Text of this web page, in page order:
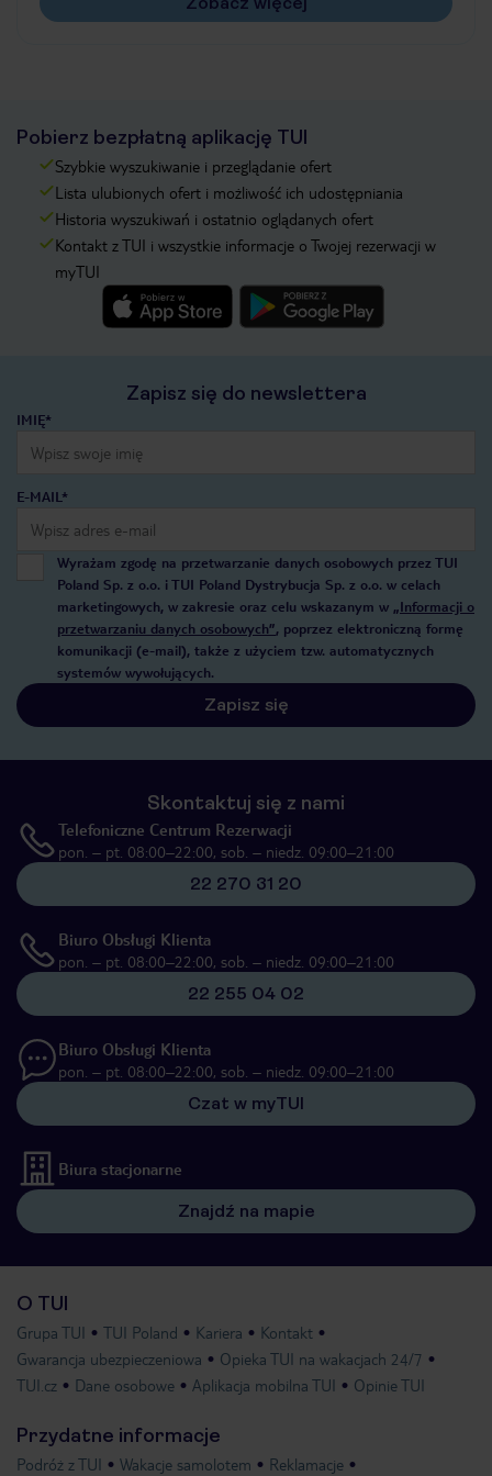
Pobierz bezpłatną aplikację TUI
Szybkie wyszukiwanie i przeglądanie ofert
Lista ulubionych ofert i możliwość ich udostępniania
Historia wyszukiwań i ostatnio oglądanych ofert
Kontakt z TUI i wszystkie informacje o Twojej rezerwacji w
myTUI
Zapisz się do newslettera
IMIĘ*
E-MAIL*
Wyrażam zgodę na przetwarzanie danych osobowych przez TUI
Poland Sp. z o.o. i TUI Poland Dystrybucja Sp. z o.o. w celach
marketingowych, w zakresie oraz celu wskazanym w „Informacji o
przetwarzaniu danych osobowych”, poprzez elektroniczną formę
komunikacji (e-mail), także z użyciem tzw. automatycznych
systemów wywołujących.
Zapisz się
Skontaktuj się z nami
Telefoniczne Centrum Rezerwacji
pon. – pt. 08:00–22:00, sob. – niedz. 09:00–21:00
22 270 31 20
Biuro Obsługi Klienta
pon. – pt. 08:00–22:00, sob. – niedz. 09:00–21:00
22 255 04 02
Biuro Obsługi Klienta
pon. – pt. 08:00–22:00, sob. – niedz. 09:00–21:00
Czat w myTUI
Biura stacjonarne
Znajdź na mapie
O TUI
Grupa TUI TUI Poland Kariera
Kontakt
Gwarancja ubezpieczeniowa
Opieka TUI na wakacjach 24/7
TUI.cz
Dane osobowe Aplikacja mobilna TUI Opinie TUI
Przydatne informacje
Podróż z TUI Wakacje samolotem Reklamacje